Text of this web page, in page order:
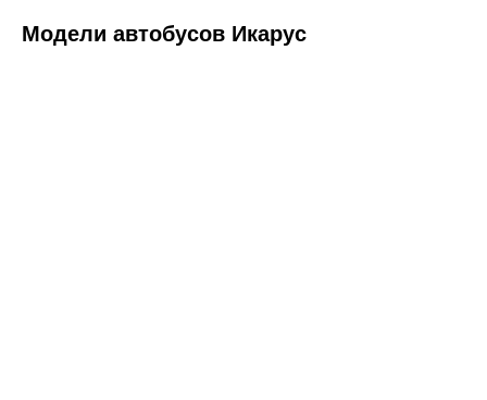
Модели автобусов Икарус